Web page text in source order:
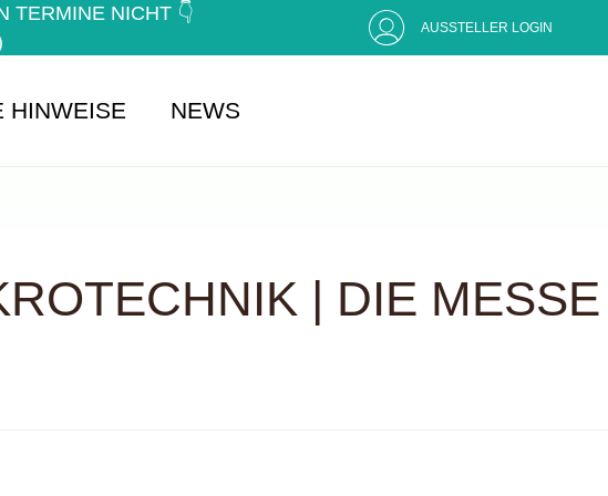
NICHT 👇 (
AUSSTELLER LOGIN
HINWEISE NEWS
| DIE MESSE